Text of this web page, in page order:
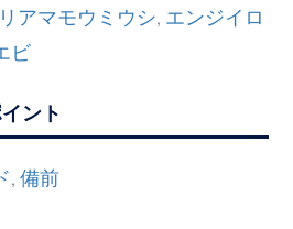
アマモウミウシ, エンジイロ
ビ
ント
,備前